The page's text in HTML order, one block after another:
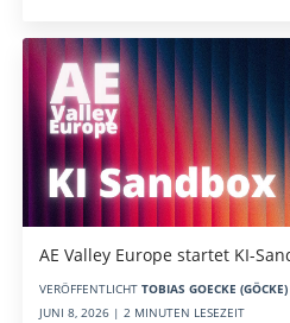
AE Valley Europe startet KI-
VERÖFFENTLICHT TOBIAS GOECKE
JUNI 8, 2026 | 2 MINUTEN LESEZEIT